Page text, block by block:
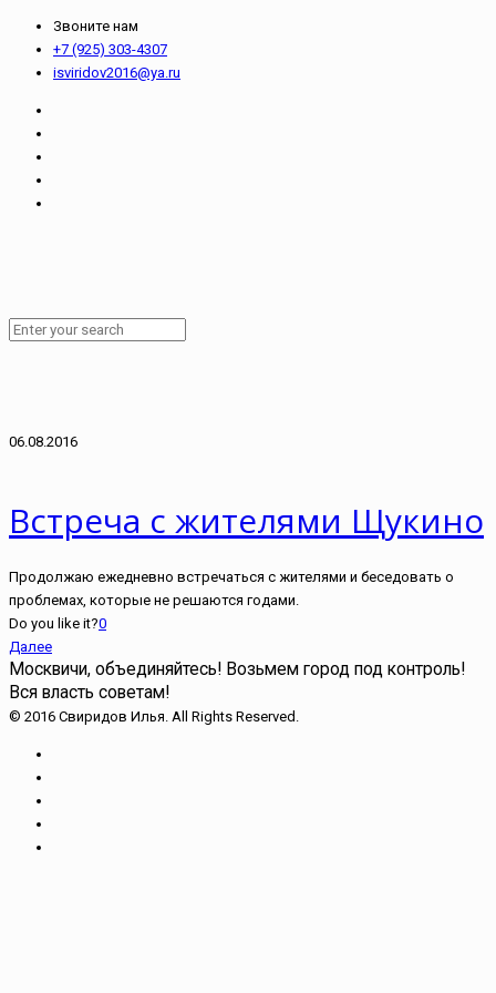
Звоните нам
+7 (925) 303-4307
isviridov2016@ya.ru
06.08.2016
Встреча с жителями Щукино
Продолжаю ежедневно встречаться с жителями и беседовать о
проблемах, которые не решаются годами.
Do you like it?0
Далее
Москвичи, объединяйтесь! Возьмем город под контроль!
Вся власть советам!
© 2016 Свиридов Илья. All Rights Reserved.